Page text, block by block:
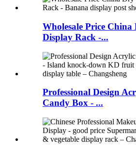
Wholesale Price
Display Rack -...
Professional Design
Candy Box - ...